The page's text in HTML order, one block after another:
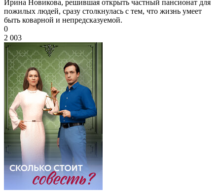
Ирина Новикова, решившая открыть частный пансионат для
пожилых людей, сразу столкнулась с тем, что жизнь умеет
быть коварной и непредсказуемой.
0
2 003